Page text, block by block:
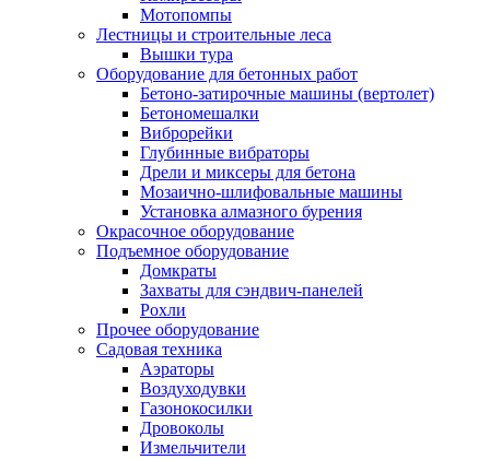
Мотопомпы
Лестницы и строительные леса
Вышки тура
Оборудование для бетонных работ
Бетоно-затирочные машины (вертолет)
Бетономешалки
Виброрейки
Глубинные вибраторы
Дрели и миксеры для бетона
Мозаично-шлифовальные машины
Установка алмазного бурения
Окрасочное оборудование
Подъемное оборудование
Домкраты
Захваты для сэндвич-панелей
Рохли
Прочее оборудование
Садовая техника
Аэраторы
Воздуходувки
Газонокосилки
Дровоколы
Измельчители